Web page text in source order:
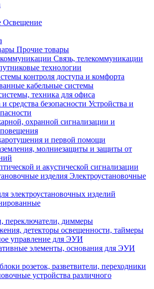
Освещение
Прочие товары
Связь, телекоммуникации
технологии
контроля доступа и комфорта
кабельные системы
техника для офиса
Устройства и
охранной сигнализации и
и первой помощи
молниезащиты и защиты от
и акустической сигнализации
Электроустановочные
электроустановочных изделий
переключатели, диммеры
детекторы освещенности, таймеры
управление для ЭУИ
элементы, основания для ЭУИ
розеток, разветвители, переходники
устройства различного